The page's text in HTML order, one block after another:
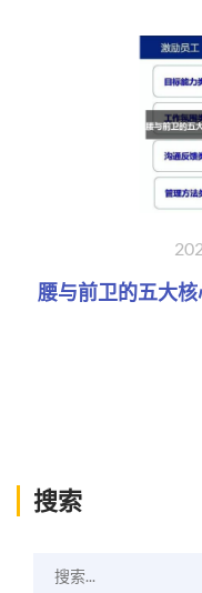
腰与前卫的五大
搜索
搜索...